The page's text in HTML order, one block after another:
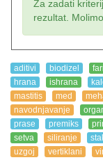
Za zadati
rezultat.
aditivi biodizel
hrana
ishrana
mastitis
med
navodnjavanje
prase
premiks
setva
siliranje
uzgoj
vertiklani